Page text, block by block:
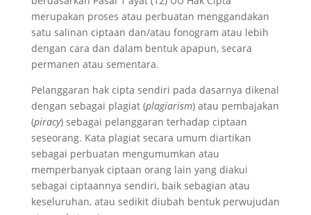
merupakan proses atau perbuatan menggandakan
satu salinan ciptaan dan/atau fonogram atau lebih
dengan cara dan dalam bentuk apapun, secara
permanen atau sementara.
Pelanggaran hak cipta sendiri pada dasarnya dikenal
dengan sebagai plagiat (plagiarism) atau pembajakan
(piracy) sebagai pelanggaran terhadap ciptaan
seseorang. Kata plagiat secara umum diartikan
sebagai perbuatan mengumumkan atau
memperbanyak ciptaan orang lain yang diakui
sebagai ciptaannya sendiri, baik sebagian atau
keseluruhan, atau sedikit diubah bentuk perwujudan